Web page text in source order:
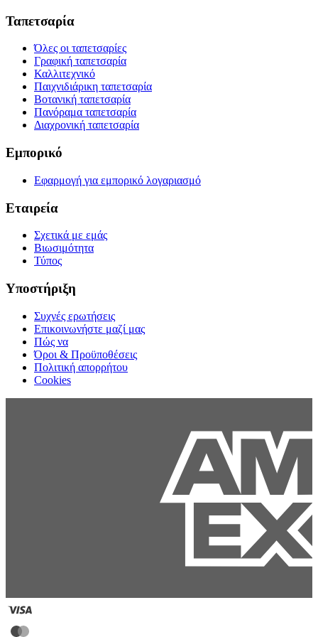
Ταπετσαρία
Όλες οι ταπετσαρίες
Γραφική ταπετσαρία
Καλλιτεχνικό
Παιχνιδιάρικη ταπετσαρία
Βοτανική ταπετσαρία
Πανόραμα ταπετσαρία
Διαχρονική ταπετσαρία
Εμπορικό
Εφαρμογή για εμπορικό λογαριασμό
Εταιρεία
Σχετικά με εμάς
Βιωσιμότητα
Τύπος
Υποστήριξη
Συχνές ερωτήσεις
Επικοινωνήστε μαζί μας
Πώς να
Όροι & Προϋποθέσεις
Πολιτική απορρήτου
Cookies